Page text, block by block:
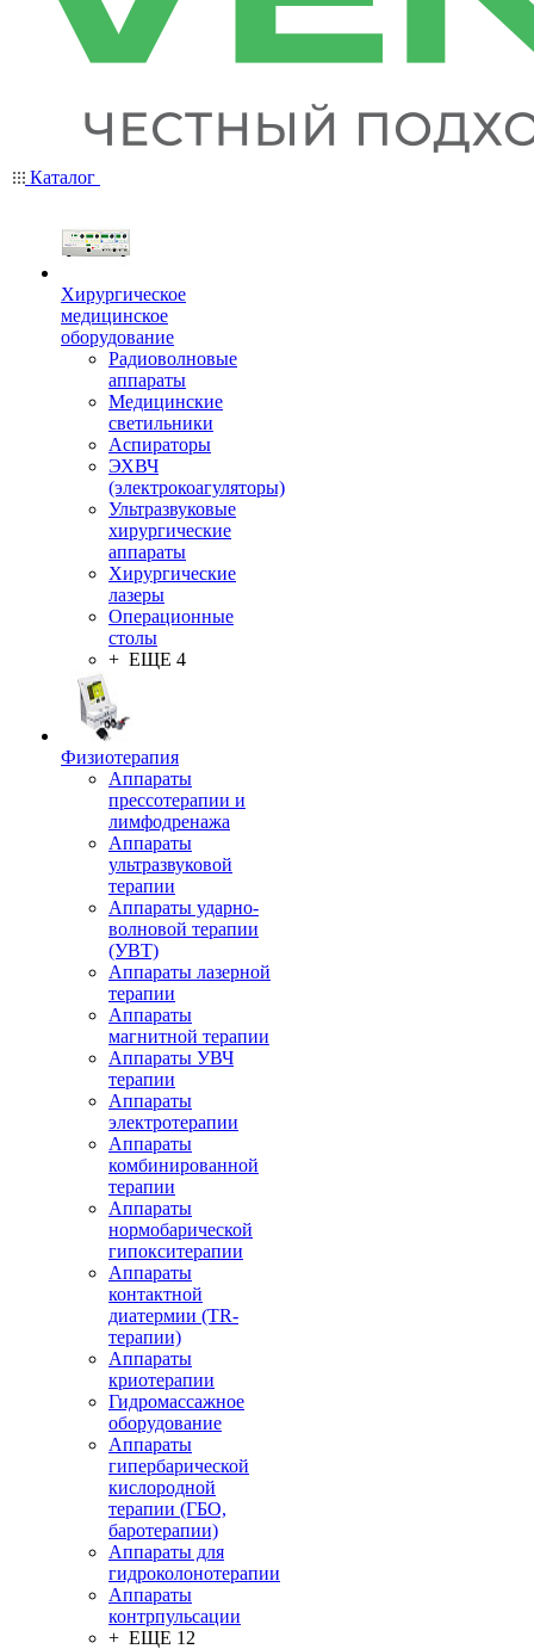
Каталог
Хирургическое
медицинское
оборудование
Радиоволновые
аппараты
Медицинские
светильники
Аспираторы
ЭХВЧ
(электрокоагуляторы)
Ультразвуковые
хирургические
аппараты
Хирургические
лазеры
Операционные
столы
+ ЕЩЕ 4
Физиотерапия
Аппараты
прессотерапии и
лимфодренажа
Аппараты
ультразвуковой
терапии
Аппараты ударно-
волновой терапии
(УВТ)
Аппараты лазерной
терапии
Аппараты
магнитной терапии
Аппараты УВЧ
терапии
Аппараты
электротерапии
Аппараты
комбинированной
терапии
Аппараты
нормобарической
гипокситерапии
Аппараты
контактной
диатермии (TR-
терапии)
Аппараты
криотерапии
Гидромассажное
оборудование
Аппараты
гипербарической
кислородной
терапии (ГБО,
баротерапии)
Аппараты для
гидроколонотерапии
Аппараты
контрпульсации
+ ЕЩЕ 12